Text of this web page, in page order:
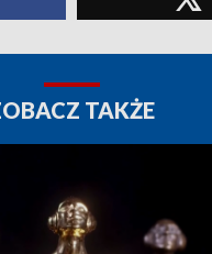
TAKŻE